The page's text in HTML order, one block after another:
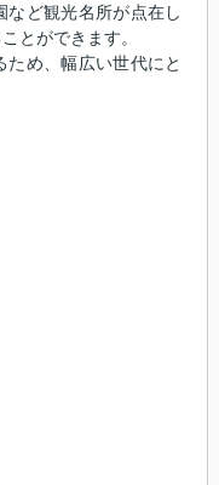
など観光名所が点在し
とができます。
め、幅広い世代にと